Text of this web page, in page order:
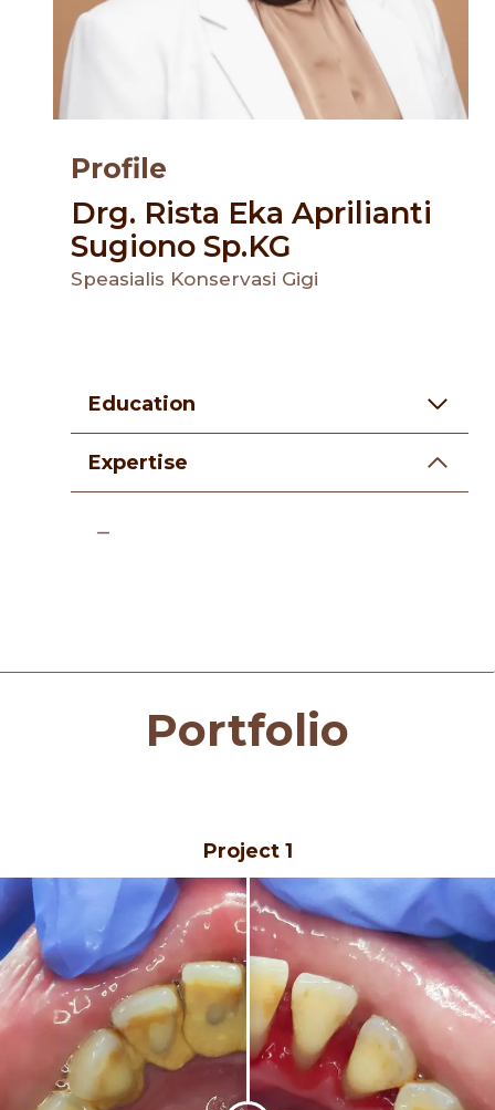
Profile
Drg. Rista Eka Aprilianti
Sugiono Sp.KG
Speasialis Konservasi Gigi
Education
Expertise
Portfolio
Project 1